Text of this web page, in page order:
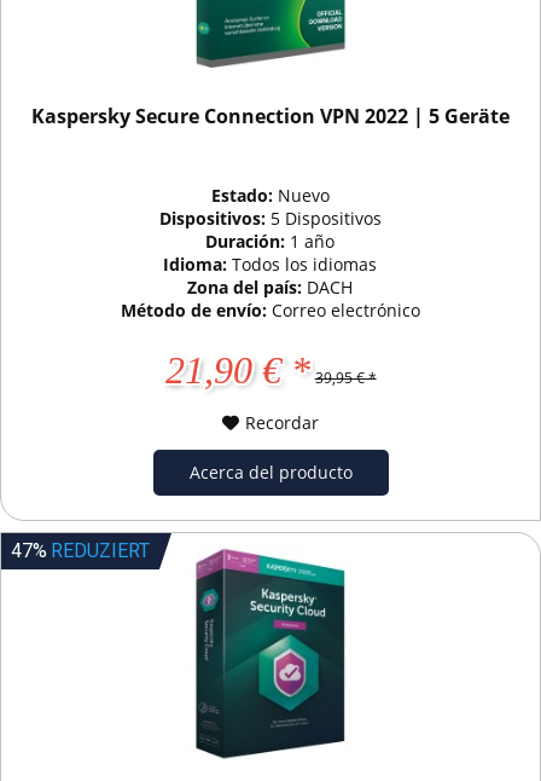
Kaspersky Secure Connection VPN 2022 | 5 Geräte
Estado: Nuevo
Dispositivos: 5 Dispositivos
Duración: 1 año
Idioma:Todos los idiomas
Zona del país: DACH
Método de envío: Correo electrónico
21,90 € * 39,95 € *
Recordar
Acerca del producto
47% REDUZIERT